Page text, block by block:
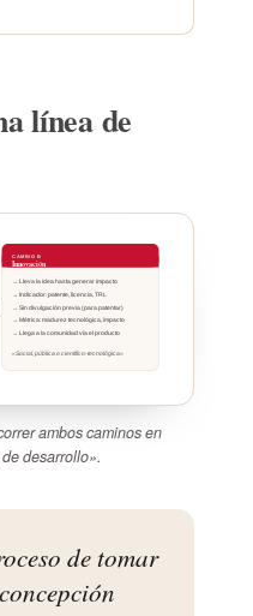
línea de
CAMINO B
Innovación
→ Lleva la idea hasta generar impacto
→ Indicador: patente, licencia, TRL
→ Sin divulgación previa (para patentar)
→ Métrica: madurez tecnológica, impacto
→ Llega a la comunidad vía el producto
«Social, pública o científico-tecnológica»
ambos caminos en
desarrollo».
de tomar